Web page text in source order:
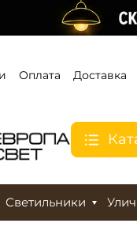
Оплата Доставка
Светильники